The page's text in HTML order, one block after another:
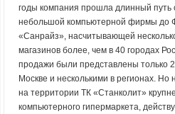
годы компания прошла длинный путь
небольшой компьютерной фирмы до
«Санрайз», насчитывающей
магазинов более, чем в 40 городах
продажи были представлены только
Москве и несколькими в регионах. Но
на территории ТК «Станколит»
компьютерного гипермаркета,